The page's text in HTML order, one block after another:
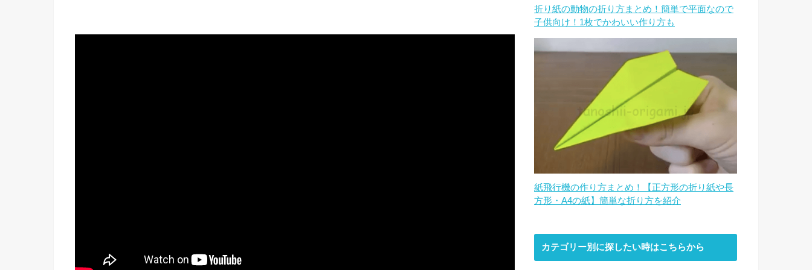
折り紙の動物の折り方まとめ！簡単で平面なので
子供向け！1枚でかわいい作り方も
紙飛行機の作り方まとめ！【正方形の折り紙や長
方形・A4の紙】簡単な折り方を紹介
カテゴリー別に探したい時はこちらから